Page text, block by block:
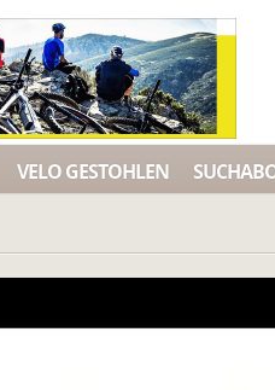
VELO GESTOHLEN